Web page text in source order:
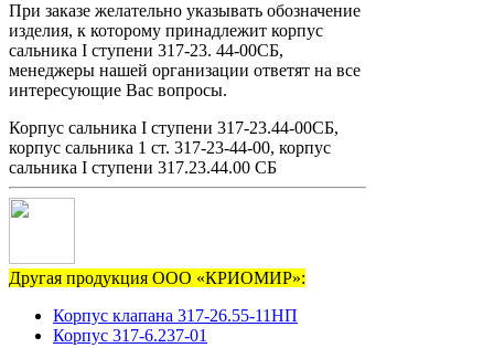
При заказе желательно указывать обозначение
изделия, к которому принадлежит корпус
сальника I ступени 317-23. 44-00СБ,
менеджеры нашей организации ответят на все
интересующие Вас вопросы.
Корпус сальника I ступени 317-23.44-00СБ,
корпус сальника 1 ст. 317-23-44-00, корпус
сальника I ступени 317.23.44.00 СБ
Другая продукция ООО «КРИОМИР»:
Корпус клапана 317-26.55-11НП
Корпус 317-6.237-01